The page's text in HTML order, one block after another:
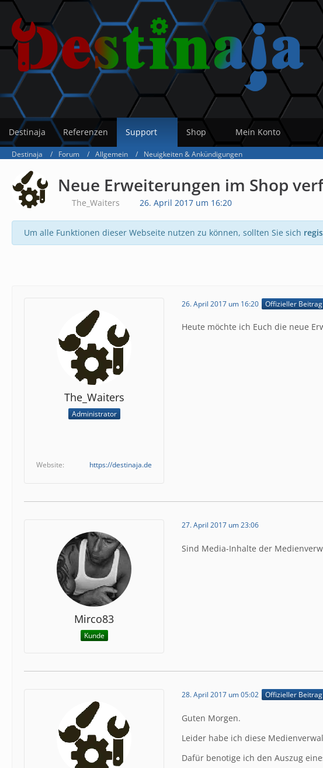
Destinaja Referenzen Support Shop Mein Konto
Destinaja Forum Allgemein Neuigkeiten & Ankündigungen
Neue Erweiterungen im Shop
The_Waiters 26. April 2017 um 16:20
Um alle Funktionen dieser Webseite nutzen zu können, sollten Sie sich
The_Waiters
Administrator
Website https://destinaja.de
26. April 2017 um 16:20 Offizieller Beitrag
Heute möchte ich Euch die neue
Mirco83
Kunde
27. April 2017 um 23:06
Sind Media-Inhalte der
28. April 2017 um 05:02 Offizieller Beitrag
Guten Morgen.
Leider habe ich diese
Dafür benotige ich den Auszug